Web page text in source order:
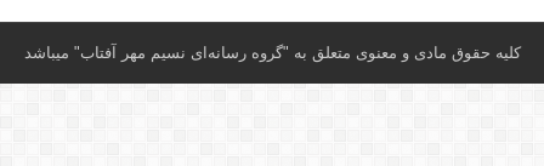
کلیه حقوق مادی و معنوی متعلق به "گروه رسانه‌ای نسیم مهر آفتاب" می‎باشد